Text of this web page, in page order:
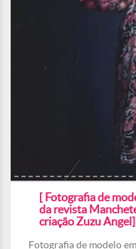
[ Fotografia de
da revista
criação Zuzu Angel]
Fotografia de modelo